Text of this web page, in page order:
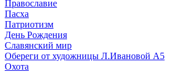
Православие
Пасха
Патриотизм
День Рождения
Славянский мир
Обереги от художницы Л.Ивановой А5
Охота